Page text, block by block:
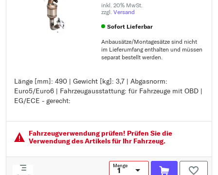
inkl. 20% MwSt.
zzgl. Versand
Sofort Lieferbar
Anbausätze/Montagesätze sind nicht
im Lieferumfang enthalten und müssen
separat bestellt werden.
Länge [mm]: 490 | Gewicht [kg]: 3,7 | Abgasnorm:
Euro5/Euro6 | Fahrzeugausstattung: für Fahrzeuge mit OBD |
EG/ECE - gerecht:
Länge [mm]: 490
Gewicht [kg]: 3,7
Abgasnorm: Euro5/Euro6
EG/ECE - gerecht:
Fahrzeugver­wendung prüfen! Prüfen Sie die
Verwendung des Artikels für Ihr Fahrzeug.
Menge